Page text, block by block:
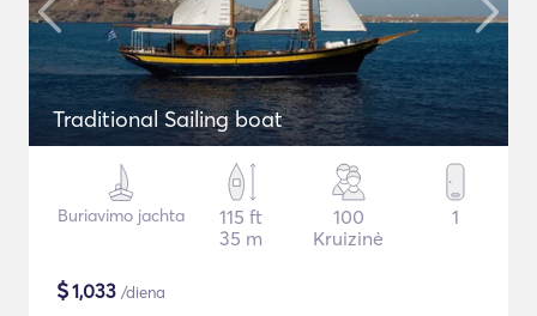
Traditional Sailing boat
Buriavimo jachta
115 ft
35 m
100
Kruizinė
1
$1,033 /diena